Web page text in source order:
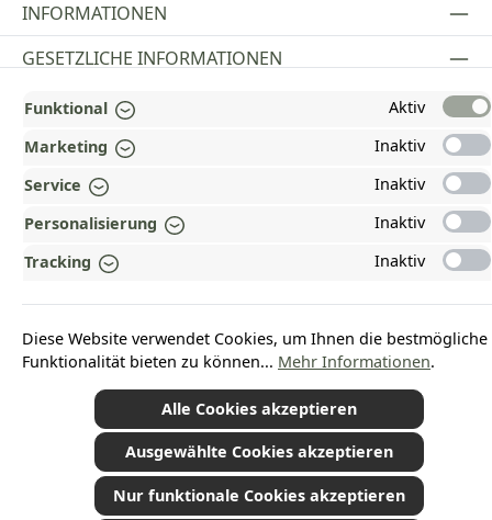
INFORMATIONEN
GESETZLICHE INFORMATIONEN
ZAHLUNGS- UND VERSANDARTEN
AUSGEZEICHNET UND ZERTIFIZIERT!
WARUM HEAD-SHOP.DE?
UNSERE COMMUNITIES
*Alle Preise inkl. gesetzl. Mehrwertsteuer zzgl.Versandkosten
Nachnahmegebühren, wenn nicht anders angegeben.
© 2026 Plamundo GmbH - Alle Rechte vorbehalten. Theme byThemeWare®
Funktional
Aktiv
Marketing
Inaktiv
Service
Inaktiv
Personalisierung
Inaktiv
Tracking
Inaktiv
Diese Website verwendet Cookies, um Ihnen die bestmögliche
Funktionalität bieten zu können... Mehr Informationen.
Alle Cookies akzeptieren
Ausgewählte Cookies akzeptieren
Nur funktionale Cookies akzeptieren